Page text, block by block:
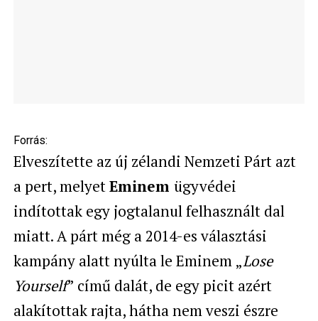
Forrás:
Elveszítette az új zélandi Nemzeti Párt azt
a pert, melyetEminem ügyvédei
indítottak egy jogtalanul felhasznált dal
miatt. A párt még a 2014-es választási
kampány alatt nyúlta le Eminem „Lose
Yourself” című dalát, de egy picit azért
alakítottak rajta, hátha nem veszi észre